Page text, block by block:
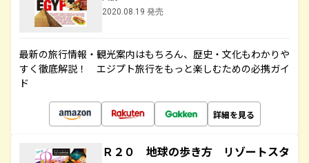
2020.08.19 発売
最新の旅行情報・観光案内はもちろん、歴史・文化もわかりや
すく徹底解説！ エジプト旅行をもっと楽しむための必携ガイ
ド
詳細を見る
Ｒ２０ 地球の歩き方 リゾートスタ